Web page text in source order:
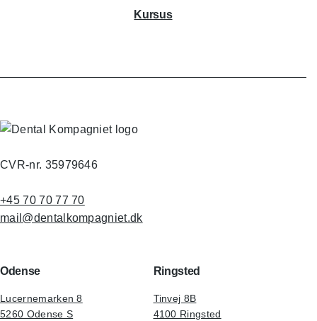
Kursus
CVR-nr. 35979646
+45 70 70 77 70
mail@dentalkompagniet.dk
Odense
Lucernemarken 8
5260 Odense S
Ringsted
Tinvej 8B
4100 Ringsted